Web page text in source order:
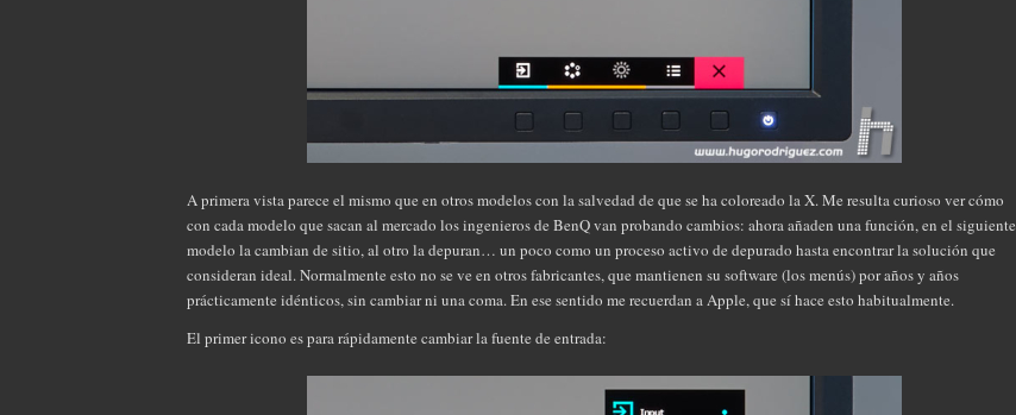
A primera vista parece el mismo que en otros modelos con la salvedad de que se ha coloreado la X. Me resulta curioso ver cómo
con cada modelo que sacan al mercado los ingenieros de BenQ van probando cambios: ahora añaden una función, en el siguiente
modelo la cambian de sitio, al otro la depuran… un poco como un proceso activo de depurado hasta encontrar la solución que
consideran ideal. Normalmente esto no se ve en otros fabricantes, que mantienen su software (los menús) por años y años
prácticamente idénticos, sin cambiar ni una coma. En ese sentido me recuerdan a Apple, que sí hace esto habitualmente.
El primer icono es para rápidamente cambiar la fuente de entrada: